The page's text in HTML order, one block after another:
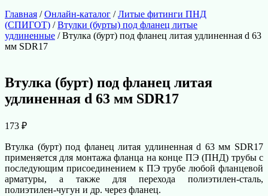
Главная /Онлайн-каталог /Литые фитинги ПНД
(СПИГОТ) /Втулки (бурты) под фланец литые
удлиненные / Втулка (бурт) под фланец литая удлиненная d 63
мм SDR17
Втулка (бурт) под фланец литая
удлиненная d 63 мм SDR17
173 ₽
Втулка (бурт) под фланец литая удлиненная d 63 мм SDR17
применяется для монтажа фланца на конце ПЭ (ПНД) трубы с
последующим присоединением к ПЭ трубе любой фланцевой
арматуры, а также для перехода полиэтилен-сталь,
полиэтилен-чугун и др. через фланец.